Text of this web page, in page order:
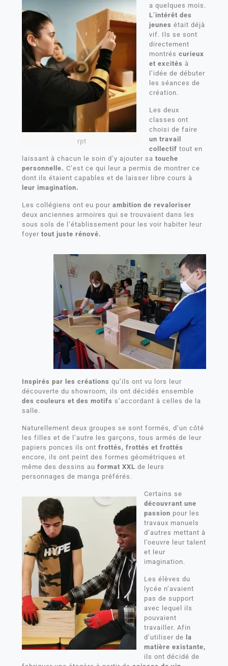
rpt
a quelques mois.
L’intérêt des
jeunes était déjà
vif. Ils se sont
directement
montrés curieux
et excités à
l’idée de débuter
les séances de
création.
Les deux
classes ont
choisi de faire
un travail
collectif tout en
laissant à chacun le soin d’y ajouter sa touche
personnelle. C’est ce qui leur a permis de montrer ce
dont ils étaient capables et de laisser libre cours à
leur imagination.
Les collégiens ont eu pour ambition de revaloriser
deux anciennes armoires qui se trouvaient dans les
sous sols de l’établissement pour les voir habiter leur
foyer tout juste rénové.
Inspirés par les créations qu’ils ont vu lors leur
découverte du showroom, ils ont décidés ensemble
des couleurs et des motifs s’accordant à celles de la
salle.
Naturellement deux groupes se sont formés, d’un côté
les filles et de l’autre les garçons, tous armés de leur
papiers ponces ils ont frottés, frottés et frottés
encore, ils ont peint des formes géométriques et
même des dessins au format XXL de leurs
personnages de manga préférés.
Certains se
découvrant une
passion pour les
travaux manuels
d’autres mettant à
l’oeuvre leur talent
et leur
imagination.
Les élèves du
lycée n’avaient
pas de support
avec lequel ils
pouvaient
travailler. Afin
d’utiliser de la
matière existante,
ils ont décidé de